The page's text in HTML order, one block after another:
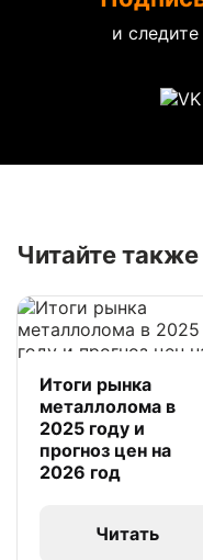
и
Читайте также
Итоги рынка
металлолома в
2025 году и
прогноз цен на
2026 год
Читать